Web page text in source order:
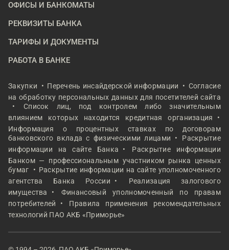
ОФИСЫ И БАНКОМАТЫ
РЕКВИЗИТЫ БАНКА
ТАРИФЫ И ДОКУМЕНТЫ
РАБОТА В БАНКЕ
Закупки Перечень инсайдерской информации
Согласие
на обработку персональных данных для посетителей сайта
Список лиц, под контролем либо значительным
влиянием которых находится кредитная организация
Информация о процентных ставках по договорам
банковского вклада с физическими лицами
Раскрытие
информации на сайте Банка
Раскрытие информации
Банком — профессиональным участником рынка ценных
бумаг
Раскрытие информации на сайте уполномоченного
агентства Банка России
Реализация залогового
имущества
Финансовый уполномоченный по правам
потребителей
Правила применения рекомендательных
технологий ПАО АКБ «Приморье»